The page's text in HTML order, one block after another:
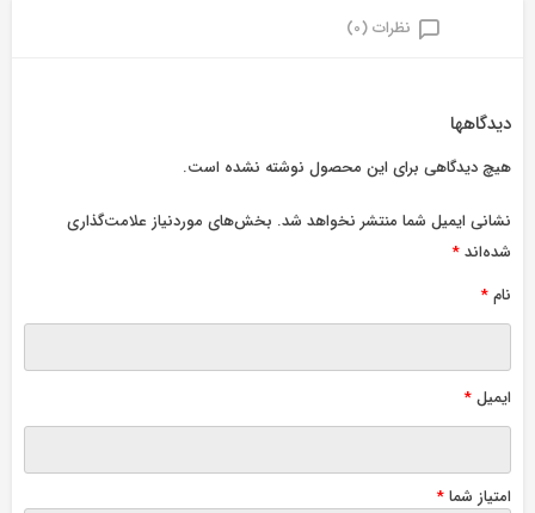
نظرات (0)
دیدگاهها
هیچ دیدگاهی برای این محصول نوشته نشده است.
نشانی ایمیل شما منتشر نخواهد شد. بخش‌های موردنیاز علامت‌گذاری
شده‌اند*
نام*
ایمیل*
امتیاز شما*